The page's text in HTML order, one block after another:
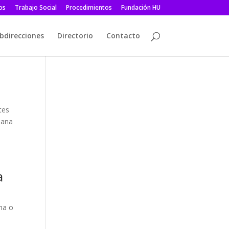
Trabajo Social Procedimientos Fundación HU
Directorio Contacto
o